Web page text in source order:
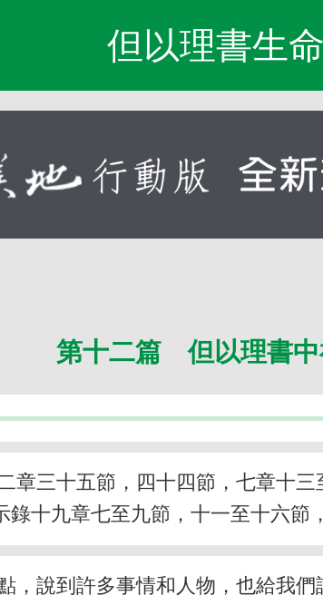
但以理書生
第十二篇 但以理書
章三十五節，四十四節，七章十
十九章七至九節，十一至十六節
，說到許多事情和人物，也給我